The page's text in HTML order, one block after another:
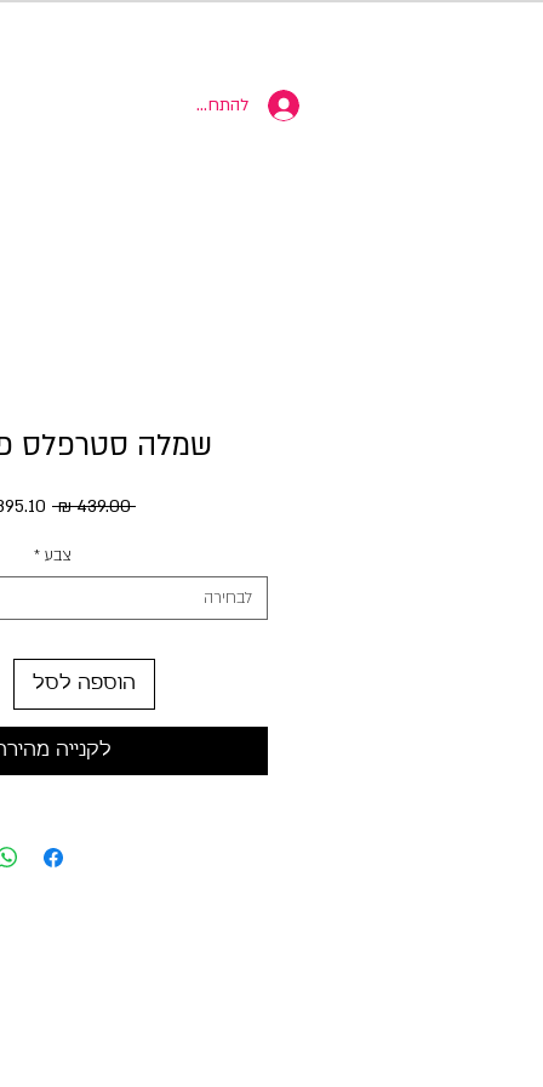
להתחברות
שמלה סטרפלס
‏439.00 ‏₪ מחיר
צבע *
לבחירה
הוספה לסל
לקנייה